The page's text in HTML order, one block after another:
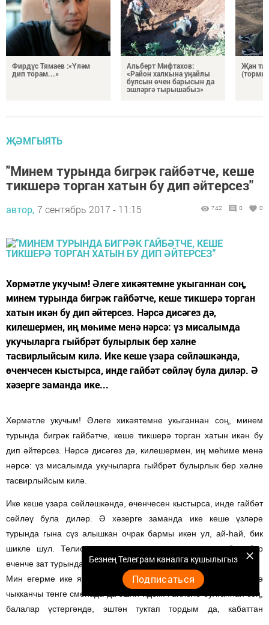
Фирдүс Тямаев :«Үләм
дип торам...»
Альберт Мифтахов:
«Район халкына уңайлы
булсын өчен барысын да
эшләргә тырышабыз»
Җан
ҖӘМГЫЯТЬ
"Минем турында бигрәк гайбәтче, кеше
тикшерә торган хатын бу дип әйтерсез"
автор, 7 сентябрь 2017 - 11:15 742 0 0
Хөрмәтле укучым! Әлеге хикәятемне укыганнан соң,
минем турында бигрәк гайбәтче, кеше тикшерә торган
хатын икән бу дип әйтерсез. Нәрсә дисәгез дә,
килешермен, иң мөһиме менә нәрсә: үз мисалымда
укучыларга гыйбрәт булырлык бер хәлне
тасвирлыйсым килә. Ике кеше үзара сөйләшкәндә,
өченчесен кыстырса, инде гайбәт сөйләү була диләр. Ә
хәзерге заманда ике...
Хөрмәтле укучым! Әлеге хикәятемне укыганнан соң, минем
турында бигрәк гайбәтче, кеше тикшерә торган хатын икән бу
дип әйтерсез. Нәрсә дисәгез дә, килешермен, иң мөһиме менә
нәрсә: үз мисалымда укучыларга гыйбрәт булырлык бер хәлне
тасвирлыйсым килә.
Ике кеше үзара сөйләшкәндә, өченчесен кыстырса, инде гайбәт
сөйләү була диләр. Ә хәзерге заманда ике кеше үзләре
турында гына сүз алышкан очрак бармы икән ул, ай-һай, бик
шикле шул. Телисеңме, теләмисеңме, ирексездән, барыбер
өченче зат турында да сөйләшеп аласың.
Мин егерме ике яшьтән чәчәк кибетендә хезмәт куям. Кияүгә
чыкканчы төнге сменада да эшли идем. Гаиләле булганнан соң,
балалар үстергәндә, эштән туктап тордым да, кабаттан
Безнең Телеграм каналга кушылыгыз
Подписаться